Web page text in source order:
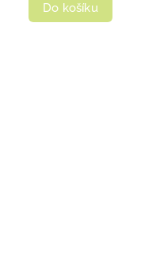
Do košíku